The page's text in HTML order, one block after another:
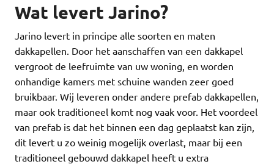
Wat levert Jarino?
Jarino levert in principe alle soorten en maten
dakkapellen. Door het aanschaffen van een dakkapel
vergroot de leefruimte van uw woning, en worden
onhandige kamers met schuine wanden zeer goed
bruikbaar. Wij leveren onder andere prefab dakkapellen,
maar ook traditioneel komt nog vaak voor. Het voordeel
van prefab is dat het binnen een dag geplaatst kan zijn,
dit levert u zo weinig mogelijk overlast, maar bij een
traditioneel gebouwd dakkapel heeft u extra